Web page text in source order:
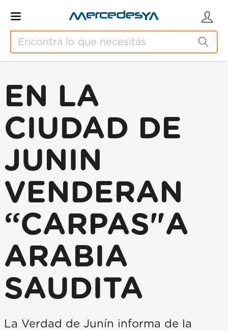
EN LA
CIUDAD DE
JUNIN
VENDERAN
“CARPAS"A
ARABIA
SAUDITA
La Verdad de Junín informa de la